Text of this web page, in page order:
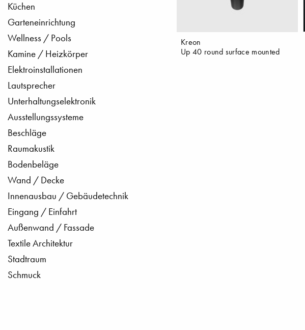
Küchen
Garteneinrichtung
Wellness / Pools
Kamine / Heizkörper
Elektroinstallationen
Lautsprecher
Unterhaltungselektronik
Ausstellungssysteme
Beschläge
Raumakustik
Bodenbeläge
Wand / Decke
Innenausbau / Gebäudetechnik
Eingang / Einfahrt
Außenwand / Fassade
Textile Architektur
Stadtraum
Schmuck
Kreon
Up 40 round surface mounted